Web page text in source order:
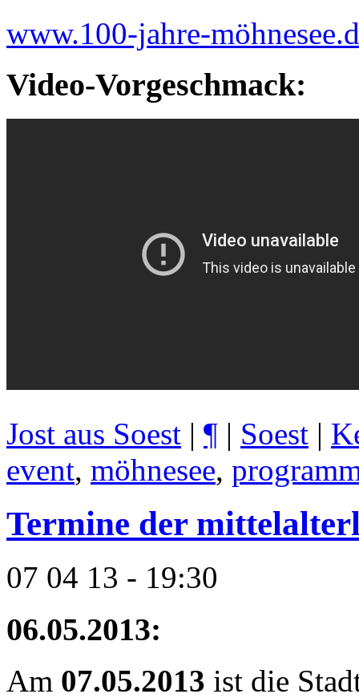
www.100-jahre-
Video-Vorgeschmack:
Jost aus Soest | ¶ | Soest |
event, möhnesee,
Termine der
07 04 13 - 19:30
06.05.2013:
Am 07.05.2013 ist die